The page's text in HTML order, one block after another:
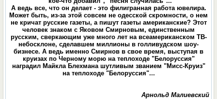
А ведь все, что он делает - это филигранная работа ювелира.
Может быть, из-за этой совсем не одесской скромности, о нем
не кричат русские газеты, а пишут газеты американские? Этот
человек знаком с Яковом Смирновым, единственным
русским, сверкающим уже много лет на всеамериканском ТВ-
небосклоне, сделавшем миллионы в голливудском шоу-
бизнесе. А ведь именно Смирнов в свое время, выступая в
круизах по Черному морю на теплоходе "Белоруссия"
наградил Майкла Блехмана шутливым званием "Мисс-Круиз"
на теплоходе "Белоруссия"...
Арнольд Малиевский